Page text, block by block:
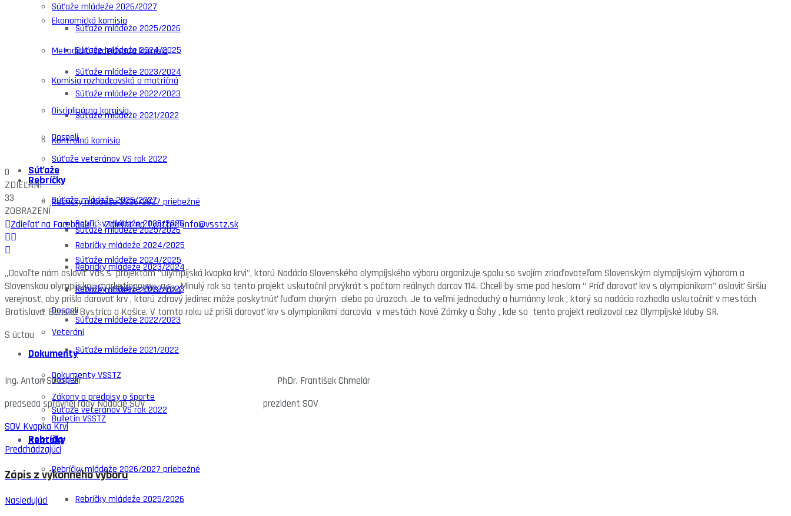
Súťaže mládeže 2026/2027
Súťaže mládeže 2025/2026
Súťaže mládeže 2024/2025
Súťaže mládeže 2023/2024
Súťaže mládeže 2022/2023
Súťaže mládeže 2021/2022
Dospelí
Súťaže veteránov VS rok 2022
Rebríčky
Rebríčky mládeže 2026/2027 priebežné
Rebríčky mládeže 2025/2026
Rebríčky mládeže 2024/2025
Rebríčky mládeže 2023/2024
Rebríčky mládeže 2022/2023
Dospelí
Veteráni
Dokumenty
Dokumenty VSSTZ
Zákony a predpisy o športe
Bulletin VSSTZ
Kontakt
Ekonomická komisia
Metodicko-vzdelávacia komisia
Komisia rozhodcovská a matričná
Disciplinárna komisia
Kontrolná komisia
Súťaže
Súťaže mládeže 2026/2027
Súťaže mládeže 2025/2026
Súťaže mládeže 2024/2025
Súťaže mládeže 2023/2024
Súťaže mládeže 2022/2023
Súťaže mládeže 2021/2022
Dospelí
Súťaže veteránov VS rok 2022
Rebríčky
Rebríčky mládeže 2026/2027 priebežné
Rebríčky mládeže 2025/2026
0
ZDIEĽANÍ
33
ZOBRAZENÍ
Zdieľať na Facebook
Zdieľať na Twitter info@vsstz.sk
„Dovoľte nám osloviť Vás s projektom “Olympijská kvapka krvi”, ktorú Nadácia Slovenského olympijského výboru organizuje spolu so svojím zriaďovateľom Slovenským olympijským výborom a
Slovenskou olympijskou marketingovou a.s.. Minulý rok sa tento projekt uskutočnil prvýkrát s počtom reálnych darcov 114. Chceli by sme pod heslom “ Príď darovať krv s olympionikom” osloviť širšiu
verejnosť, aby prišla darovať krv , ktorú zdravý jedinec môže poskytnúť ľuďom chorým alebo po úrazoch. Je to veľmi jednoduchý a humánny krok , ktorý sa nadácia rozhodla uskutočniť v mestách
Bratislava, Banská Bystrica a Košice. V tomto roku už prišli darovať krv s olympionikmi darcovia v mestách Nové Zámky a Šahy , kde sa tento projekt realizoval cez Olympijské kluby SR.
S úctou
Ing. Anton Siekel, v.r PhDr. František Chmelár
predseda správnej rady Nadácie SOV prezident SOV
SOV Kvapka Krvi
Predchádzajúci
Zápis z výkonného výboru
Nasledujúci